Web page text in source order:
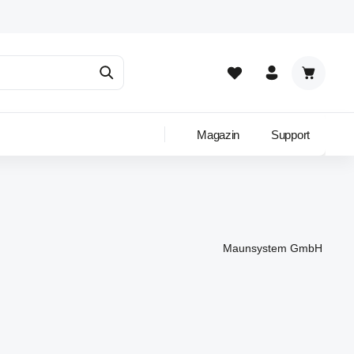
Magazin Support
Maunsystem GmbH